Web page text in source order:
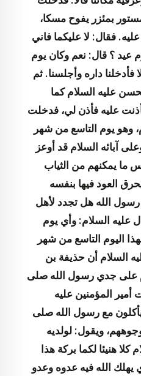
بمئزر يفوح مسكا،
فقال: لا عليكما فاني
عيد ؟ قال: نعم وكان يوم
فأدخلنا داره وأجلسنا. ثم
عليه السلام كما
عليه فأذن لي، فدخلت
وهو يوم التاسع من شهر
آبائه السلام قد أوعز
ما يمكنهم من الثياب
العود فيها بنفسه
رسول الله هل تجدد لأهل
عليه السلام: وأي يوم
اليوم التاسع من شهر
السلام أن حذيفة بن
على جدي رسول الله صلى
أمير المؤمنين عليه
يأكلون مع رسول الله صلى
ويقول: لولديه
هنيئا لكما بركة هذا
يهلك الله فيه عدوه وعدو